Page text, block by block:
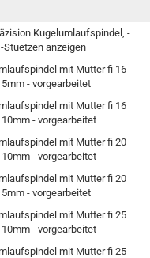
Kugelumlaufspindel, -
Stuetzen anzeigen
mit Mutter fi 16
- vorgearbeitet
mit Mutter fi 16
- vorgearbeitet
mit Mutter fi 20
- vorgearbeitet
mit Mutter fi 20
- vorgearbeitet
mit Mutter fi 25
- vorgearbeitet
mit Mutter fi 25